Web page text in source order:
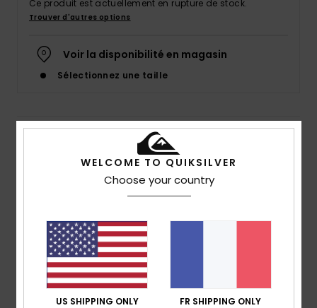
Ce produit est actuellement en rupture de stock.
Trouver d'autres options
Voir la disponibilité en magasin
Sélectionnez une taille
Details & caractéristiques
Chemise à manches longues Marron Homme
Code couleur
Caractéristiques
Matière :Matière drapée en dobby de coton
coupe :coupe regular
Encolure :Col de chemise classique
WELCOME TO QUIKSILVER
Choose your country
US SHIPPING ONLY FR SHIPPING ONLY